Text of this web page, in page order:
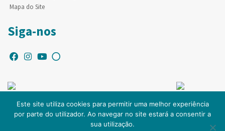
Mapa do Site
Siga-nos
© Copyright IPO-PORTO. Todos os direitos reservados.
Este site utiliza cookies para permitir uma melhor experiência
por parte do utilizador. Ao navegar no site estará a consentir a
sua utilização.